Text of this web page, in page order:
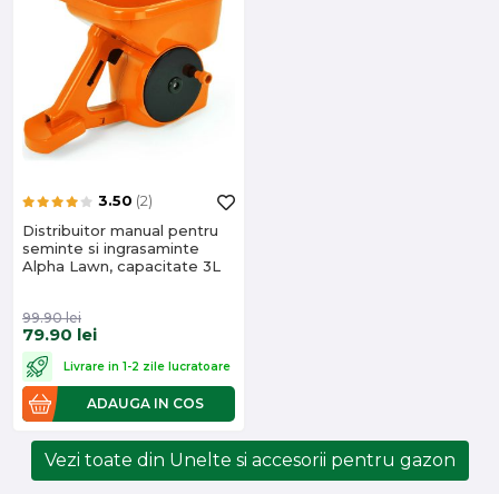
3.50 (2)
Distribuitor manual pentru
seminte si ingrasaminte
Alpha Lawn, capacitate 3L
79.90 lei
99.90 lei
Livrare in 1-2 zile lucratoare
ADAUGA IN COS
Vezi toate din Unelte si accesorii pentru gazon